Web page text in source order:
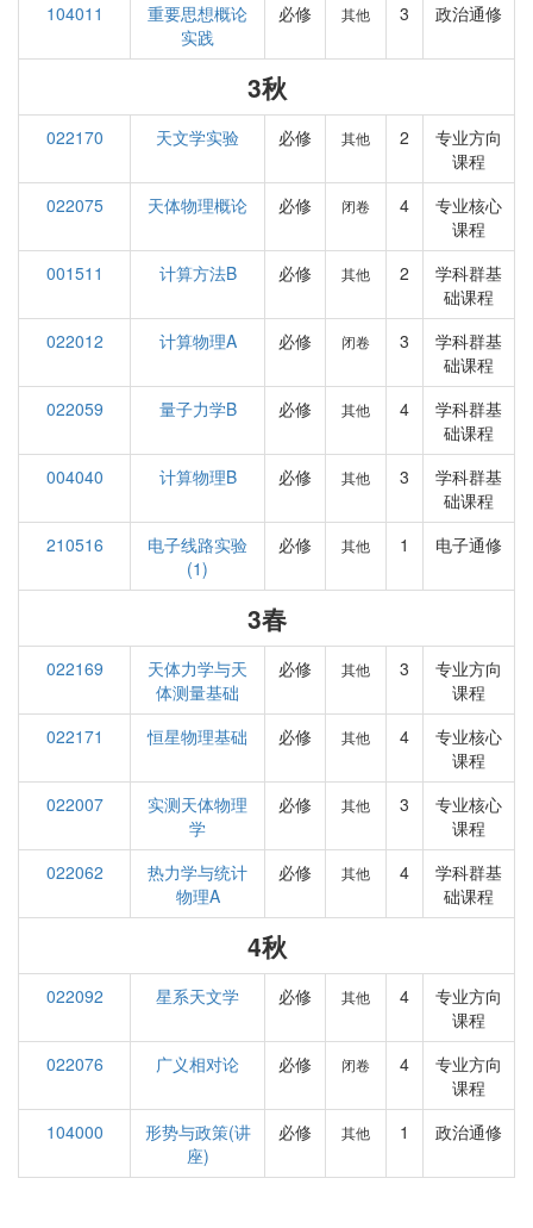
104011
重要思想概论
实践
必修 其他 3 政治通修
3秋
022170 天文学实验 必修 其他 2
专业方向
课程
022075
天体物理概论 必修 闭卷 4
专业核心
课程
001511
计算方法B 必修 其他 2
学科群基
础课程
022012
计算物理A 必修 闭卷 3
学科群基
础课程
022059
量子力学B 必修 其他 4
学科群基
础课程
004040
计算物理B 必修 其他 3
学科群基
础课程
210516
电子线路实验
(1)
必修 其他 1 电子通修
3春
022169
天体力学与天
体测量基础
必修 其他 3
专业方向
课程
022171
恒星物理基础 必修 其他 4
专业核心
课程
022007
实测天体物理
学
必修 其他 3
专业核心
课程
022062
热力学与统计
物理A
必修 其他 4
学科群基
础课程
4秋
022092 星系天文学 必修 其他 4
专业方向
课程
022076
广义相对论 必修 闭卷 4
专业方向
课程
104000
形势与政策(讲
座)
必修 其他 1 政治通修